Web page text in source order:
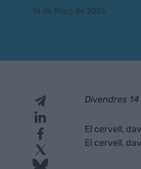
14 de Març de 2025
Divendres
El cervell,
El cervell,